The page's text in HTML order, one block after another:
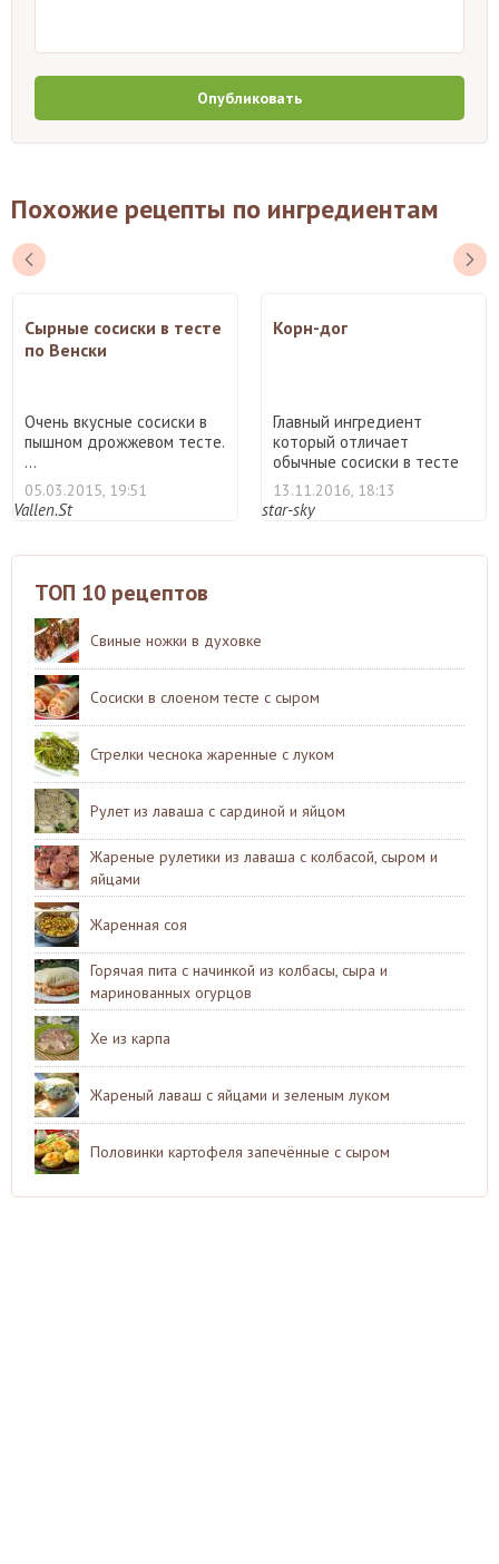
Опубликовать
Похожие рецепты по ингредиентам
Сырные сосиски в тесте
по Венски
Очень вкусные сосиски в
пышном дрожжевом тесте.
...
05.03.2015, 19:51
Vallen.St
Корн-дог
Главный ингредиент
который отличает
обычные сосиски в тесте
от корн- ...
13.11.2016, 18:13
star-sky
ТОП 10 рецептов
Свиные ножки в духовке
Сосиски в слоеном тесте с сыром
Стрелки чеснока жаренные с луком
Рулет из лаваша с сардиной и яйцом
Жареные рулетики из лаваша с колбасой, сыром и
яйцами
Жаренная соя
Горячая пита с начинкой из колбасы, сыра и
маринованных огурцов
Хе из карпа
Жареный лаваш с яйцами и зеленым луком
Половинки картофеля запечённые с сыром